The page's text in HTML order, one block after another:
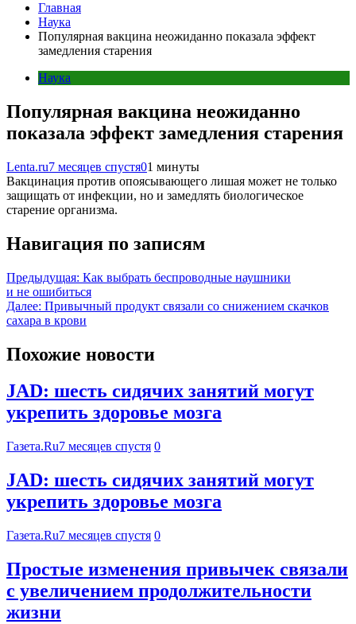
Главная
Наука
Популярная вакцина неожиданно показала эффект
замедления старения
Наука
Популярная вакцина неожиданно
показала эффект замедления старения
Lenta.ru7 месяцев спустя01 минуты
Вакцинация против опоясывающего лишая может не только
защищать от инфекции, но и замедлять биологическое
старение организма.
Навигация по записям
Предыдущая: Как выбрать беспроводные наушники
и не ошибиться
Далее: Привычный продукт связали со снижением скачков
сахара в крови
Похожие новости
JAD: шесть сидячих занятий могут
укрепить здоровье мозга
Газета.Ru7 месяцев спустя 0
JAD: шесть сидячих занятий могут
укрепить здоровье мозга
Газета.Ru7 месяцев спустя 0
Простые изменения привычек связали
с увеличением продолжительности
жизни